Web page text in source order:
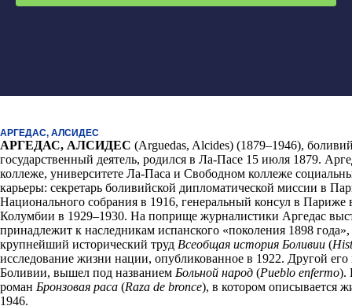
АРГЕДАС, АЛСИДЕС
АРГЕДАС, АЛСИДЕС (Arguedas, Alcides) (1879–1946),
государственный деятель, родился в Ла-Пасе 15 июля 1879.
коллеже, университете Ла-Паса и Свободном коллеже
карьеры: секретарь боливийской дипломатической миссии в
Национального собрания в 1916, генеральный консул в
Колумбии в 1929–1930. На поприще журналистики Аргедас
принадлежит к наследникам испанского «поколения 1898 года»,
крупнейший исторический труд Всеобщая история Боливии (
исследование жизни нации, опубликованное в 1922. Другой
Боливии, вышел под названием Больной народ (Pueblo enfermo).
роман Бронзовая раса (Raza de bronce), в котором описывается
1946.